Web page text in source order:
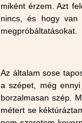
miként érzem. Azt
nincs, és hogy van
megpróbáltatásokat.
Az általam sose
a szépet, még
borzalmasan szép.
métert se